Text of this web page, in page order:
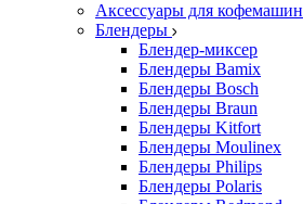
Аксессуары для кофемашин
Блендеры
Блендер-миксер
Блендеры Bamix
Блендеры Bosch
Блендеры Braun
Блендеры Kitfort
Блендеры Moulinex
Блендеры Philips
Блендеры Polaris